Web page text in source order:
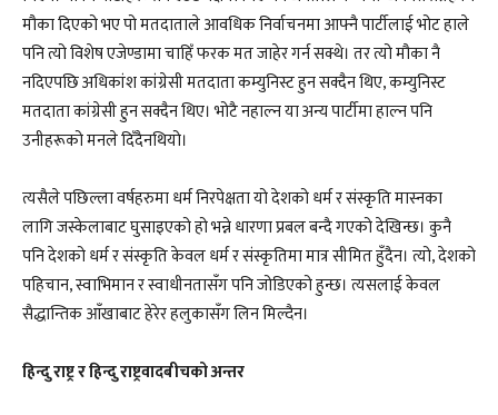
मौका दिएको भए पो मतदाताले आवधिक निर्वाचनमा आफ्नै पार्टीलाई भोट हाले
पनि त्यो विशेष एजेण्डामा चाहिँ फरक मत जाहेर गर्न सक्थे। तर त्यो मौका नै
नदिएपछि अधिकांश कांग्रेसी मतदाता कम्युनिस्ट हुन सक्दैन थिए, कम्युनिस्ट
मतदाता कांग्रेसी हुन सक्दैन थिए। भोटै नहाल्न या अन्य पार्टीमा हाल्न पनि
उनीहरूको मनले दिँदैनथियो।
त्यसैले पछिल्ला वर्षहरुमा धर्म निरपेक्षता यो देशको धर्म र संस्कृति मास्नका
लागि जस्केलाबाट घुसाइएको हो भन्ने धारणा प्रबल बन्दै गएको देखिन्छ। कुनै
पनि देशको धर्म र संस्कृति केवल धर्म र संस्कृतिमा मात्र सीमित हुँदैन। त्यो, देशको
पहिचान, स्वाभिमान र स्वाधीनतासँग पनि जोडिएको हुन्छ। त्यसलाई केवल
सैद्धान्तिक आँखाबाट हेरेर हलुकासँग लिन मिल्दैन।
हिन्दु राष्ट्र र हिन्दु राष्ट्रवादबीचको अन्तर